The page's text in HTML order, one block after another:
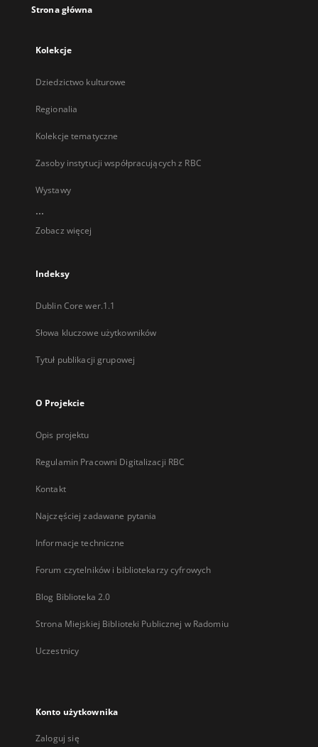
Strona główna
Kolekcje
Dziedzictwo kulturowe
Regionalia
Kolekcje tematyczne
Zasoby instytucji współpracujących z RBC
Wystawy
...
Zobacz więcej
Indeksy
Dublin Core wer.1.1
Słowa kluczowe użytkowników
Tytuł publikacji grupowej
O Projekcie
Opis projektu
Regulamin Pracowni Digitalizacji RBC
Kontakt
Najczęściej zadawane pytania
Informacje techniczne
Forum czytelników i bibliotekarzy cyfrowych
Blog Biblioteka 2.0
Strona Miejskiej Biblioteki Publicznej w Radomiu
Uczestnicy
Konto użytkownika
Zaloguj się